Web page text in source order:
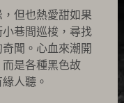
但也熱愛甜如果
巷間巡梭，尋找
聞。心血來潮開
是各種黑色故
人聽。